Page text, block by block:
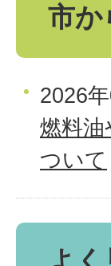
市か
2026
燃料
ついて